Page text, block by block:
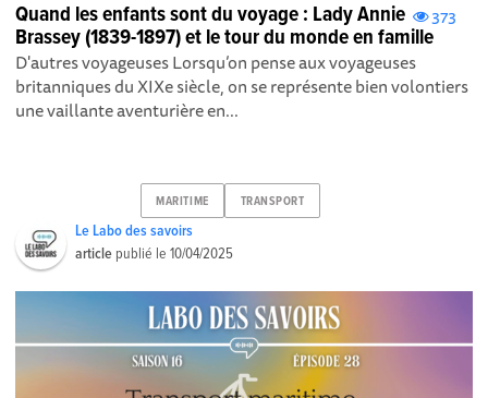
373
Quand les enfants sont du voyage : Lady Annie
Brassey (1839-1897) et le tour du monde en famille
D'autres voyageuses Lorsqu’on pense aux voyageuses
britanniques du XIXe siècle, on se représente bien volontiers
une vaillante aventurière en...
MARITIME TRANSPORT
Le Labo des savoirs
article publié le10/04/2025